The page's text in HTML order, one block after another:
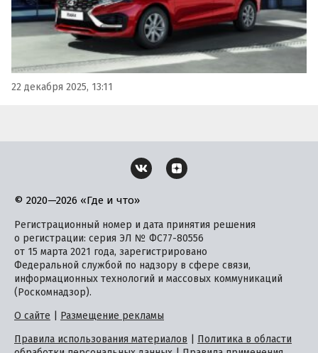
22 декабря 2025, 13:11
© 2020—2026 «Где и что»
Регистрационный номер и дата принятия решения
о регистрации: серия ЭЛ № ФС77-80556
от 15 марта 2021 года, зарегистрировано
Федеральной службой по надзору в сфере связи,
информационных технологий и массовых коммуникаций
(Роскомнадзор).
О сайте
Размещение рекламы
Правила использования материалов
Политика в области